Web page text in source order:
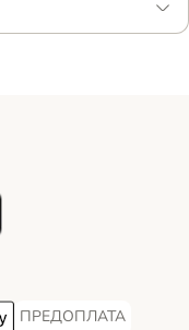
ПРЕДОПЛАТА
ПРЕДОПЛАТА